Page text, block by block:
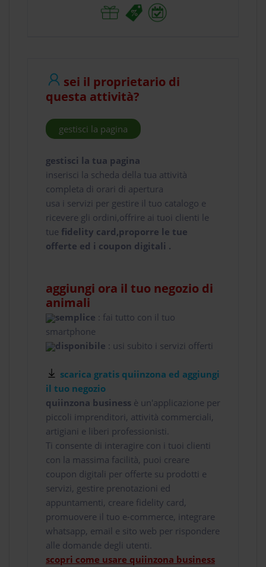
sei il proprietario di
questa attività?
gestisci la pagina
gestisci la tua pagina
inserisci la scheda della tua attività
completa di orari di apertura
usa i servizi per gestire il tuo catalogo e
ricevere gli ordini,offrire ai tuoi clienti le
tue fidelity card,proporre le tue
offerte ed i coupon digitali .
aggiungi ora il tuo negozio di
animali
semplice : fai tutto con il tuo
smartphone
disponibile : usi subito i servizi offerti
scarica gratis quiinzona ed aggiungi
il tuo negozio
quiinzona business è un'applicazione per
piccoli imprenditori, attività commerciali,
artigiani e liberi professionisti.
Ti consente di interagire con i tuoi clienti
con la massima facilità, puoi creare
coupon digitali per offerte su prodotti e
servizi, gestire prenotazioni ed
appuntamenti, creare fidelity card,
promuovere il tuo e-commerce, integrare
whatsapp, email e sito web per rispondere
alle domande degli utenti.
scopri come usare quiinzona business